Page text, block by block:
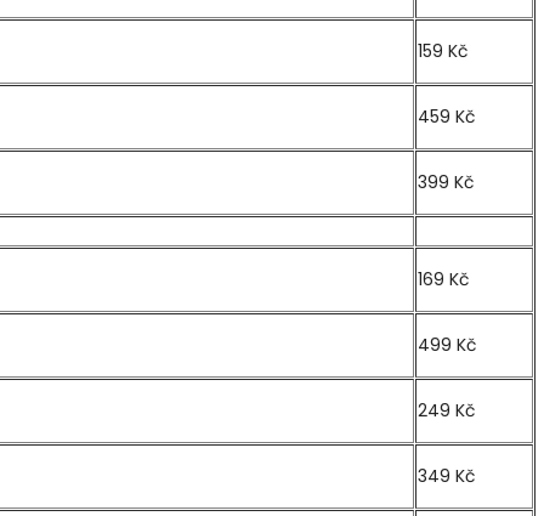
159 Kč
459 Kč
399 Kč
169 Kč
499 Kč
249 Kč
349 Kč